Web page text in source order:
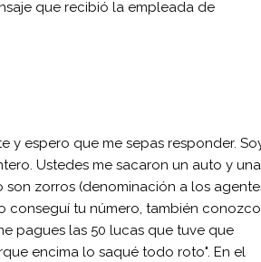
que recibió la empleada de
y espero que me sepas responder.
Ustedes me sacaron un auto y una
son zorros (denominación a los
conseguí tu número, también conozco
pagues las 50 lucas que tuve que
encima lo saqué todo roto". En el